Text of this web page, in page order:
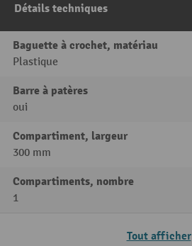
Détails techniques
Baguette à crochet, matériau
Plastique
Barre à patères
oui
Compartiment, largeur
300 mm
Compartiments, nombre
1
Tout afficher